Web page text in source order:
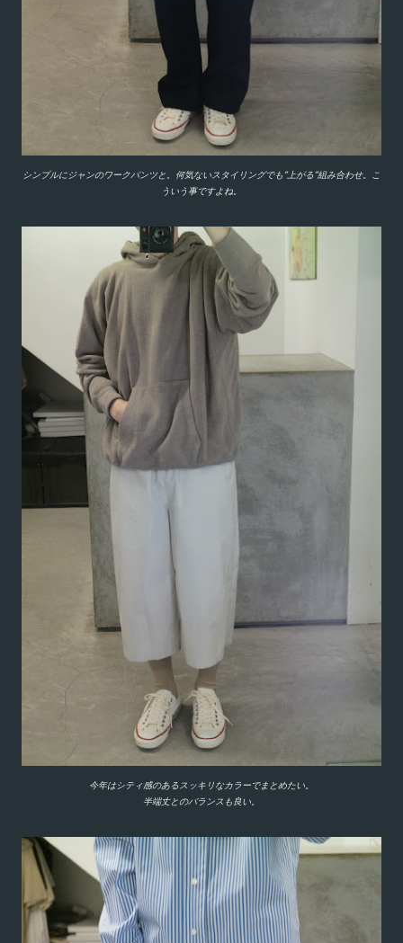
シンプルにジャンのワークパンツと。何気ないスタイリングでも”上がる”組み合わせ。こ
ういう事ですよね。
今年はシティ感のあるスッキリなカラーでまとめたい。
半端丈とのバランスも良い。